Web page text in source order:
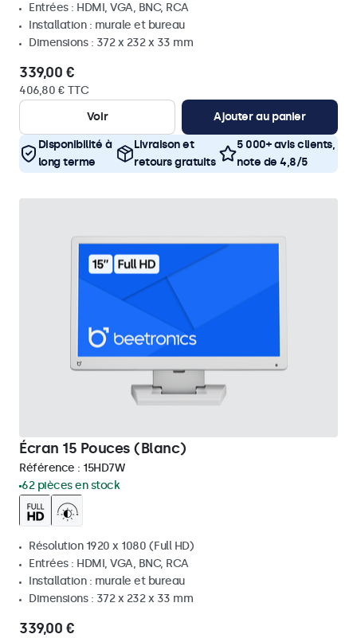
Entrées : HDMI, VGA, BNC, RCA
Installation : murale et bureau
Dimensions : 372 x 232 x 33 mm
339,00 €
406,80 € TTC
Voir
Ajouter au panier
Disponibilité à
long terme
Livraison et
retours gratuits
5 000+ avis clients,
note de 4,8/5
Écran 15 Pouces (Blanc)
Référence : 15HD7W
62 pièces en stock
Résolution 1920 x 1080 (Full HD)
Entrées : HDMI, VGA, BNC, RCA
Installation : murale et bureau
Dimensions : 372 x 232 x 33 mm
339,00 €